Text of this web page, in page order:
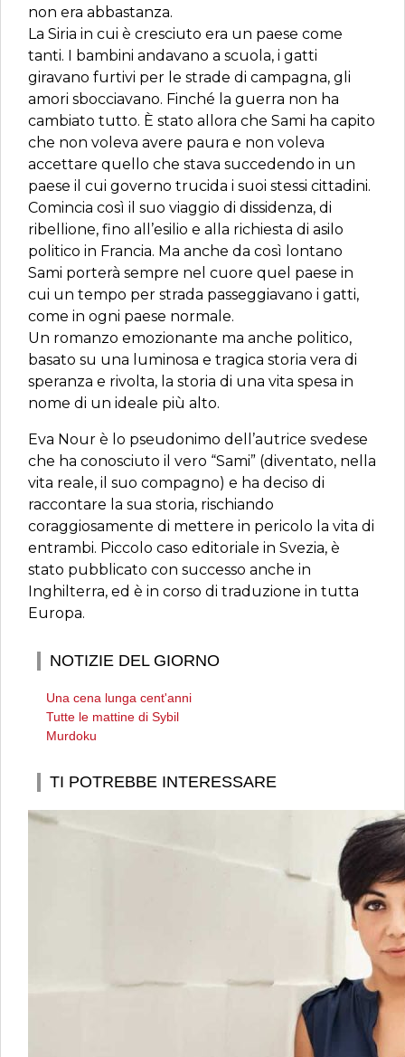
non era abbastanza.
La Siria in cui è cresciuto era un paese come
tanti. I bambini andavano a scuola, i gatti
giravano furtivi per le strade di campagna, gli
amori sbocciavano. Finché la guerra non ha
cambiato tutto. È stato allora che Sami ha capito
che non voleva avere paura e non voleva
accettare quello che stava succedendo in un
paese il cui governo trucida i suoi stessi cittadini.
Comincia così il suo viaggio di dissidenza, di
ribellione, fino all’esilio e alla richiesta di asilo
politico in Francia. Ma anche da così lontano
Sami porterà sempre nel cuore quel paese in
cui un tempo per strada passeggiavano i gatti,
come in ogni paese normale.
Un romanzo emozionante ma anche politico,
basato su una luminosa e tragica storia vera di
speranza e rivolta, la storia di una vita spesa in
nome di un ideale più alto.
Eva Nour è lo pseudonimo dell’autrice svedese
che ha conosciuto il vero “Sami” (diventato, nella
vita reale, il suo compagno) e ha deciso di
raccontare la sua storia, rischiando
coraggiosamente di mettere in pericolo la vita di
entrambi. Piccolo caso editoriale in Svezia, è
stato pubblicato con successo anche in
Inghilterra, ed è in corso di traduzione in tutta
Europa.
NOTIZIE DEL GIORNO
Una cena lunga cent'anni
Tutte le mattine di Sybil
Murdoku
TI POTREBBE INTERESSARE